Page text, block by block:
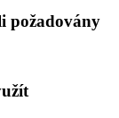
požadovány